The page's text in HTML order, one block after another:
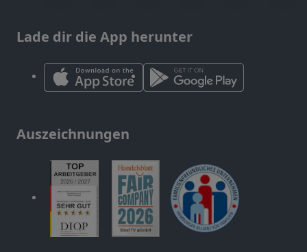
Lade dir die App herunter
Auszeichnungen